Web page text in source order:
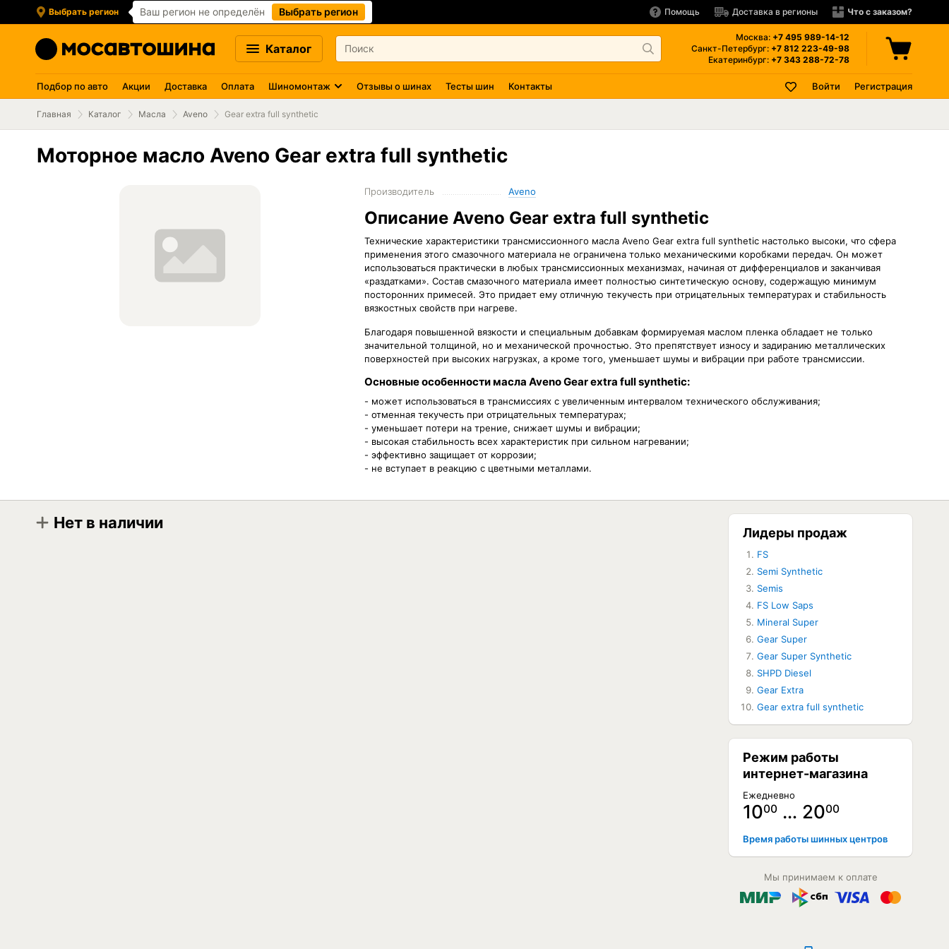
Выбрать регион Ваш регион не определён Выбрать регион Помощь Доставка в регионы Что с заказом?
Каталог
Москва: +7 495 989-14-12
Санкт-Петербург: +7 812 223-49-98
Екатеринбург: +7 343 288-72-78
Подбор по авто Акции Доставка Оплата Шиномонтаж Отзывы о шинах Тесты шин Контакты Войти Регистрация
Главная Каталог Масла Aveno Gear extra full synthetic
Моторное масло Aveno Gear extra full synthetic
Производитель Aveno
Описание Aveno Gear extra full synthetic
Технические характеристики трансмиссионного масла Aveno Gear extra full synthetic настолько высоки, что сфера
применения этого смазочного материала не ограничена только механическими коробками передач. Он может
использоваться практически в любых трансмиссионных механизмах, начиная от дифференциалов и заканчивая
«раздатками». Состав смазочного материала имеет полностью синтетическую основу, содержащую минимум
посторонних примесей. Это придает ему отличную текучесть при отрицательных температурах и стабильность
вязкостных свойств при нагреве.
Благодаря повышенной вязкости и специальным добавкам формируемая маслом пленка обладает не только
значительной толщиной, но и механической прочностью. Это препятствует износу и задиранию металлических
поверхностей при высоких нагрузках, а кроме того, уменьшает шумы и вибрации при работе трансмиссии.
Основные особенности масла Aveno Gear extra full synthetic:
- может использоваться в трансмиссиях с увеличенным интервалом технического обслуживания;
- отменная текучесть при отрицательных температурах;
- уменьшает потери на трение, снижает шумы и вибрации;
- высокая стабильность всех характеристик при сильном нагревании;
- эффективно защищает от коррозии;
- не вступает в реакцию с цветными металлами.
Нет в наличии
Лидеры продаж
FS
Semi Synthetic
Semis
FS Low Saps
Mineral Super
Gear Super
Gear Super Synthetic
SHPD Diesel
Gear Extra
Gear extra full synthetic
Режим работы
интернет-магазина
Ежедневно
1000 … 2000
Время работы шинных центров
Мы принимаем к оплате